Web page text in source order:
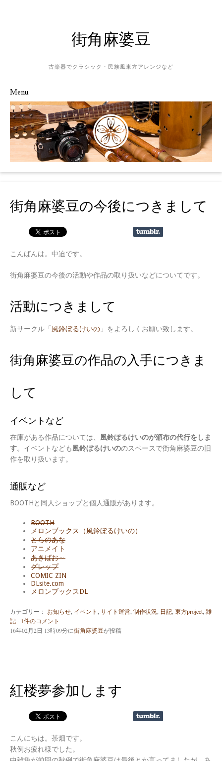
街角麻婆豆
古楽器でクラシック・民族風東方アレンジなど
Menu
Skip to content
街角麻婆豆の今後につきまして
こんばんは。中迫です。
街角麻婆豆の今後の活動や作品の取り扱いなどについてです。
活動につきまして
新サークル「 風鈴ぼるけいの 」をよろしくお願い致します。
街角麻婆豆の作品の入手につきま
して
イベントなど
在庫がある作品については、 風鈴ぼるけいのが頒布の代行をしま
す。イベントなども風鈴ぼるけいののスペースで街角麻婆豆の旧
作を取り扱います。
通販など
BOOTHと同人ショップと個人通販があります。
BOOTH
メロンブックス（風鈴ぼるけいの）
とらのあな
アニメイト
あきばお～
グレップ
COMIC ZIN
DLsite.com
メロンブックスDL
カテゴリー： お知らせ, イベント,サイト運営,制作状況, 日記,東方project,雑
記- 1件のコメント
16年02月2日 13時09分に街角麻婆豆が投稿
紅楼夢参加します
こんにちは。茶畑です。
秋例お疲れ様でした。